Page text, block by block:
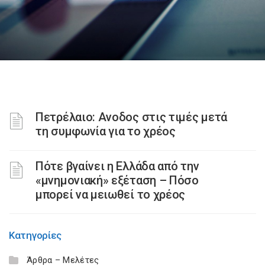
Πετρέλαιο: Ανοδος στις τιμές μετά
τη συμφωνία για το χρέος
Πότε βγαίνει η Ελλάδα από την
«μνημονιακή» εξέταση – Πόσο
μπορεί να μειωθεί το χρέος
Κατηγορίες
Άρθρα – Μελέτες